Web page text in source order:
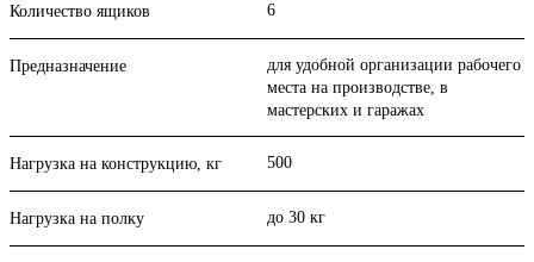
Количество ящиков 6
Предназначение
для удобной организации рабочего
места на производстве, в
мастерских и гаражах
Нагрузка на конструкцию, кг 500
Нагрузка на полку до 30 кг